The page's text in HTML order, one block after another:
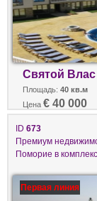
Святой Влас
Площадь: 40 кв.м
Цена € 40 000
ID 673
Премиум
Поморие в
Первая линия